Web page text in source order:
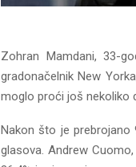
Zohran Mamdani, 33-
gradonačelnik New
moglo proći još nekoliko
Nakon što je prebrojano
glasova. Andrew